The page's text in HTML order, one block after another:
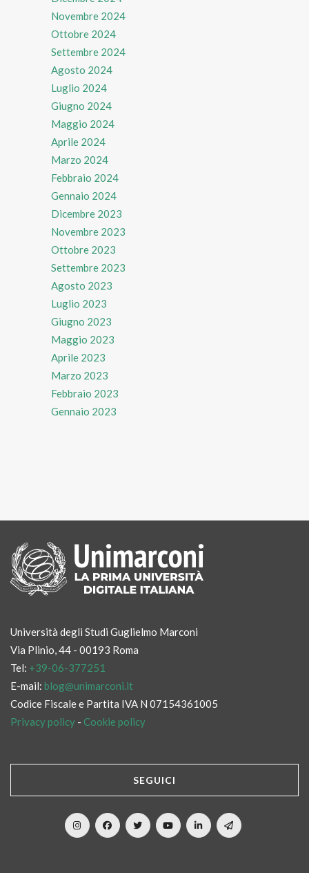
Novembre 2024
Ottobre 2024
Settembre 2024
Agosto 2024
Luglio 2024
Giugno 2024
Maggio 2024
Aprile 2024
Marzo 2024
Febbraio 2024
Gennaio 2024
Dicembre 2023
Novembre 2023
Ottobre 2023
Settembre 2023
Agosto 2023
Luglio 2023
Giugno 2023
Maggio 2023
Aprile 2023
Marzo 2023
Febbraio 2023
Gennaio 2023
Università degli Studi Guglielmo Marconi
Via Plinio, 44 - 00193 Roma
Tel: +39-06-377251
E-mail: blog@unimarconi.it
Codice Fiscale e Partita IVA N 07154361005
Privacy policy - Cookie policy
SEGUICI